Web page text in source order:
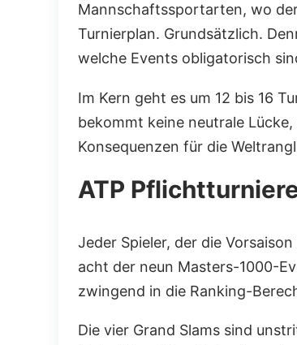
Mannschaftssportarten, wo
Turnierplan. Grundsätzlich.
welche Events obligatorisch
Im Kern geht es um 12 bis 16
bekommt keine neutrale
Konsequenzen für die
ATP
Jeder Spieler, der die
acht der neun Masters-1000-
zwingend in die Ranking-
Die vier Grand Slams sind